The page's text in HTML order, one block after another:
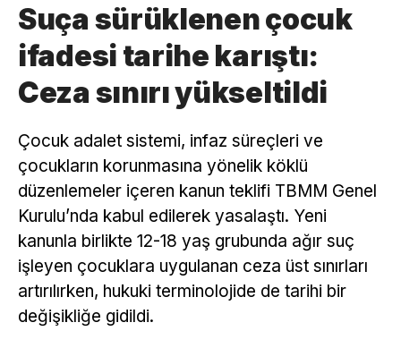
Suça sürüklenen çocuk
ifadesi tarihe karıştı:
Ceza sınırı yükseltildi
Çocuk adalet sistemi, infaz süreçleri ve
çocukların korunmasına yönelik köklü
düzenlemeler içeren kanun teklifi TBMM Genel
Kurulu’nda kabul edilerek yasalaştı. Yeni
kanunla birlikte 12-18 yaş grubunda ağır suç
işleyen çocuklara uygulanan ceza üst sınırları
artırılırken, hukuki terminolojide de tarihi bir
değişikliğe gidildi.